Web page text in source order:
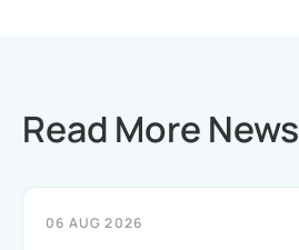
Read More News
06 AUG 2026